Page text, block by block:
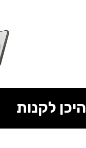
היכן לקנות